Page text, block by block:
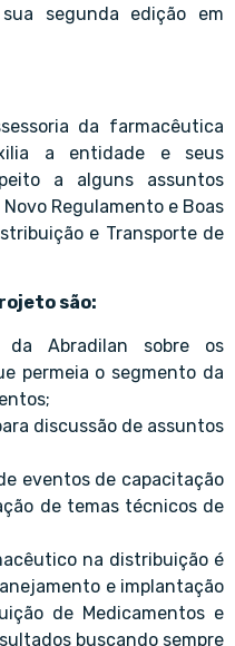
segunda edição em
da farmacêutica
a entidade e seus
a alguns assuntos
Regulamento e Boas
e Transporte de
são:
da Abradilan sobre os
permeia o segmento da
discussão de assuntos
eventos de capacitação
de temas técnicos de
na distribuição é
e implantação
de Medicamentos e
buscando sempre